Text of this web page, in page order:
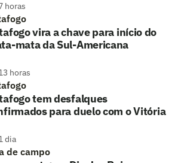
horas
vira a chave para início do
mata da Sul-Americana
horas
tem desfalques
para duelo com o Vitória
dia
de campo